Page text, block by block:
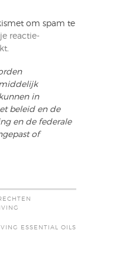
om spam te
reactie-
.
in
beleid en de
en de federale
of
ESSENTIAL OILS